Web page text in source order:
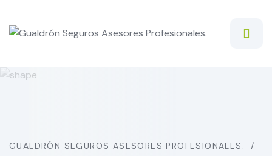
GUALDRÓN SEGUROS ASESORES PROFESIONALES.